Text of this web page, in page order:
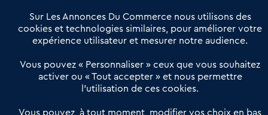
Offres Pro
Actualités
Qui sommes nous ?
Derniers articles
Réseau 3C : un partenaire national dédié aux transactions
Petitscommerces : Un partenariat au service du commerce de
Sur Les Annonces Du Commerce nous utilisons des
cookies et technologies similaires, pour améliorer votre
expérience utilisateur et mesurer notre audience.
Vous pouvez « Personnaliser » ceux que vous souhaitez
activer ou « Tout accepter » et nous permettre
l’utilisation de ces cookies.
Vous pouvez, à tout moment, modifier vos choix en bas